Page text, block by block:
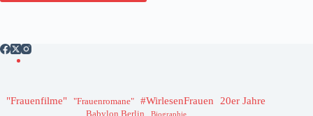
"Frauenfilme" "Frauenromane" #WirlesenFrauen 20er Jahre
Babylon Berlin Biographie